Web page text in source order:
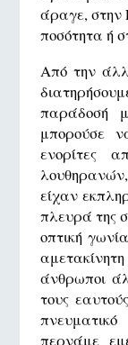
άραγε, στην
ποσότητα ή
Από την
παράδοσή
μπορούσε
ενορίτες
είχαν
πλευρά της
οπτική
άνθρωποι
τους
περνάμε